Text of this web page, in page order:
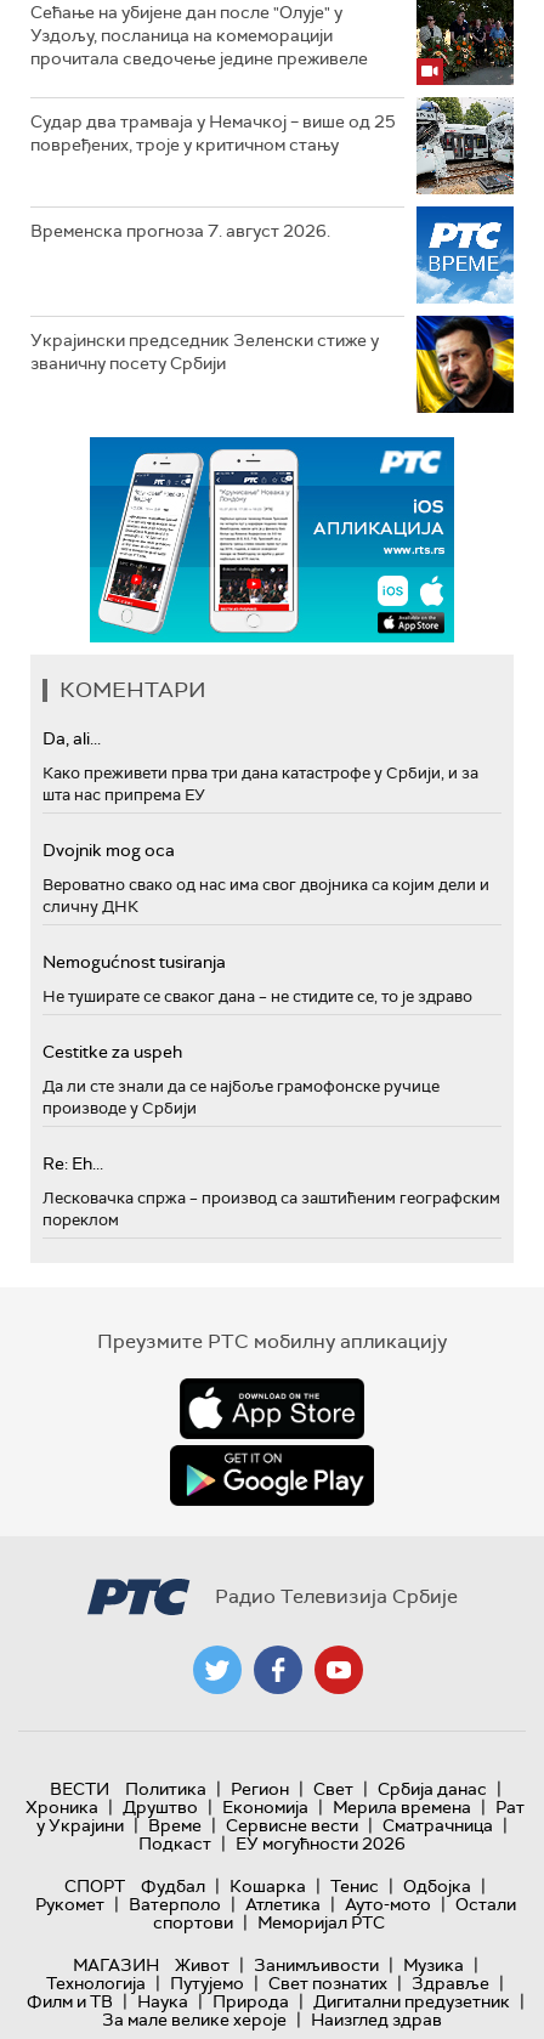
Сећање на убијене дан после "Олује" у
Уздољу, посланица на комеморацији
прочитала сведочење једине преживеле
Судар два трамваја у Немачкој – више од 25
повређених, троје у критичном стању
Временска прогноза 7. август 2026.
Украјински председник Зеленски стиже у
званичну посету Србији
КОМЕНТАРИ
Da, ali...
Како преживети прва три дана катастрофе у Србији, и за
шта нас припрема ЕУ
Dvojnik mog oca
Вероватно свако од нас има свог двојника са којим дели и
сличну ДНК
Nemogućnost tusiranja
Не туширате се сваког дана – не стидите се, то је здраво
Cestitke za uspeh
Да ли сте знали да се најбоље грамофонске ручице
производе у Србији
Re: Eh...
Лесковачка спржа – производ са заштићеним географским
пореклом
Преузмите РТС мобилну апликацију
Радио Телевизија Србије
ВЕСТИ Политика | Регион | Свет | Србија данас |
Хроника | Друштво | Економија | Мерила времена | Рат
у Украјини | Време | Сервисне вести | Сматрачница |
Подкаст | ЕУ могућности 2026
СПОРТ
Фудбал | Кошарка | Тенис | Одбојка |
Рукомет | Ватерполо | Атлетика | Ауто-мото | Остали
спортови | Меморијал РТС
МАГАЗИН
Живот | Занимљивости | Музика |
Технологијa | Путујемо | Свет познатих | Здравље |
Филм и ТВ | Наука | Природа | Дигитални предузетник |
За мале велике хероје | Наизглед здрав